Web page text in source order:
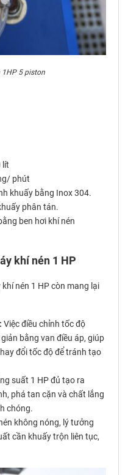
1HP 5 piston
lít
phút
khuấy bằng Inox 304.
phân tán.
ben hơi khí nén
khí nén 1 HP
nén 1 HP còn mang lại
Việc điều chỉnh tốc độ
bằng van điều áp, giúp
đổi tốc độ để tránh tạo
suất 1 HP đủ tạo ra
phá tan cặn và chất lắng
chóng.
không nóng, lý tưởng
cần khuấy trộn liên tục,